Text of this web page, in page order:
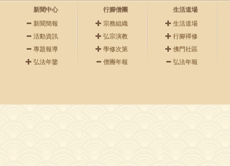
新聞中心
新聞簡報
活動資訊
專題報導
弘法年鑒
行腳僧團
宗務組織
弘宗演教
學修次第
僧團年報
生活道場
生活道場
行腳禪修
佛門社區
弘法年報